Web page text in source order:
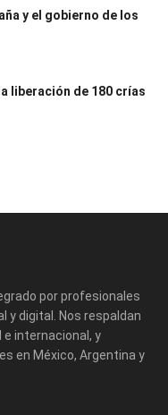
y el gobierno de los
liberación de 180 crías
por profesionales
y digital. Nos respaldan
e internacional, y
en México, Argentina y